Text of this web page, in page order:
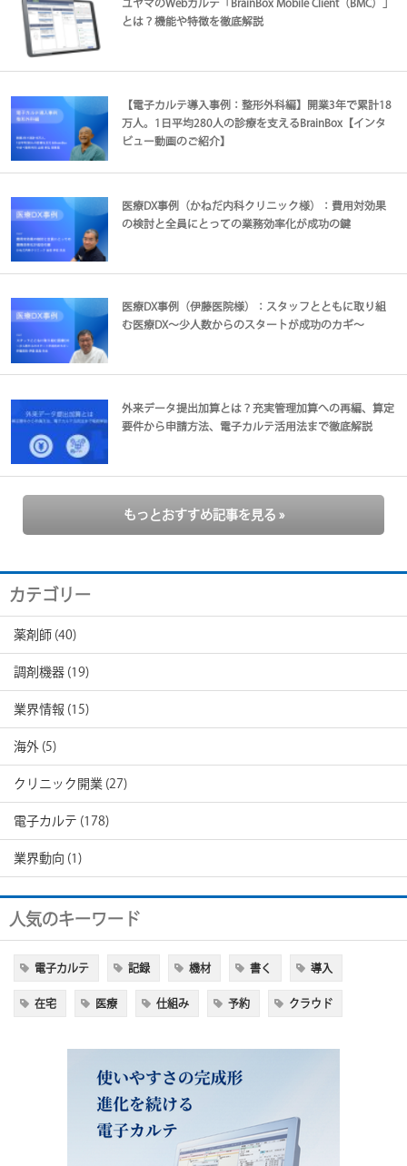
ユヤマのWebカルテ「BrainBox Mobile Client（BMC）」
とは？機能や特徴を徹底解説
【電子カルテ導入事例：整形外科編】開業3年で累計18
万人。1日平均280人の診療を支えるBrainBox【インタ
ビュー動画のご紹介】
医療DX事例（かねだ内科クリニック様）：費用対効果
の検討と全員にとっての業務効率化が成功の鍵
医療DX事例（伊藤医院様）：スタッフとともに取り組
む医療DX～少人数からのスタートが成功のカギ～
外来データ提出加算とは？充実管理加算への再編、算定
要件から申請方法、電子カルテ活用法まで徹底解説
もっとおすすめ記事を見る »
カテゴリー
薬剤師 (40)
調剤機器 (19)
業界情報 (15)
海外 (5)
クリニック開業 (27)
電子カルテ (178)
業界動向 (1)
人気のキーワード
電子カルテ 記録 機材 書く 導入
在宅 医療 仕組み 予約 クラウド